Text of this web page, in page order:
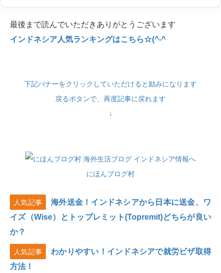
最後まで読んでいただきありがとうございます
インドネシア人気ランキングはこちら☆(^-^
下記バナーをクリックしていただけると励みになります
戻るボタンで、再度記事に戻れます
↓
にほんブログ村
人気記事
海外送金！インドネシアから日本に送金、ワ
イズ（Wise）とトップレミット(Topremit)どちらが良い
か？
人気記事
わかりやすい！インドネシアで就労ビザ取得
方法！